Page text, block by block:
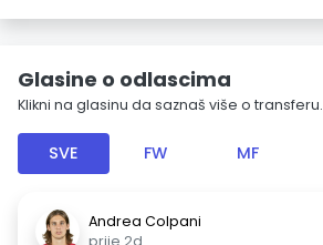
Glasine o odlascima
Klikni na glasinu da saznaš više o transferu.
SVE FW MF
Andrea Colpani
prije 2d